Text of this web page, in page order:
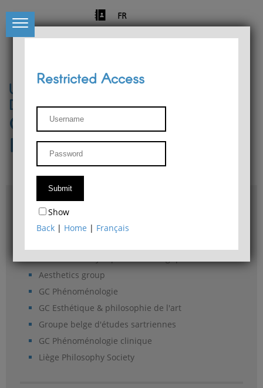
FR
University of Liège
Départment of Philosophy
Center for Phenomenological
Research
Access & maps
Philosophy Department Library
Aesthetics group
GC Phénoménologie
GC Esthétique & philosophie de l'art
Groupe belge d'études sartriennes
GC Phénoménologie clinique
Liège Philosophy Society
Restricted Access
Show
Back | Home | Français